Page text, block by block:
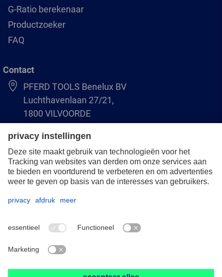
G-Ratio berekenaar
Productzoeker
FAQ
Contact
PFERD TOOLS Benelux BV
Luchthavenlaan 27/21,
1800 VILVOORDE
(BE) +32 (0)2 247 05 90
(NL) +31 (0)76 5937090
info-benelux@pferd.com
Bescherming van de gegevens
Algemene verkoop- en leveringsvoorwaarden